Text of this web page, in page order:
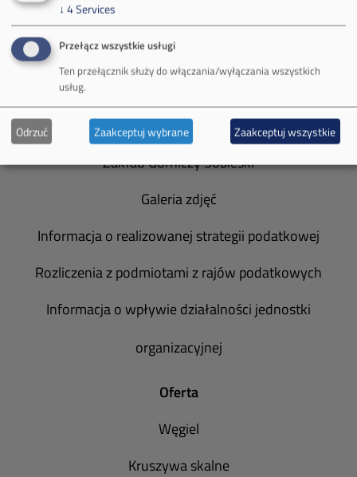
Spółka Południowy Koncern Węglowy
Zakład Górniczy Janina
Zakład Górniczy Sobieski
Galeria zdjęć
Informacja o realizowanej strategii podatkowej
Rozliczenia z podmiotami z rajów podatkowych
Informacja o wpływie działalności jednostki
organizacyjnej
Oferta
Węgiel
Kruszywa skalne
↓ 4Services
Przełącz wszystkie usługi
Ten przełącznik służy do włączania/wyłączania wszystkich
usług.
Odrzuć Zaakceptuj wybrane Zaakceptuj wszystkie